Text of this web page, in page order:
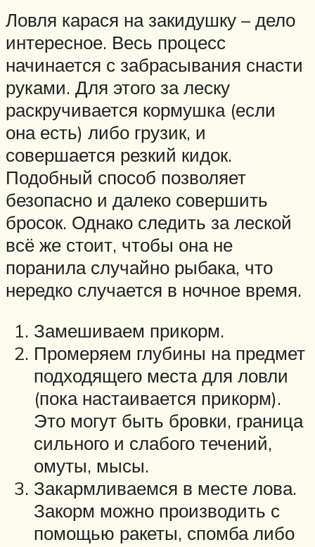
Ловля карася на закидушку – дело
интересное. Весь процесс
начинается с забрасывания снасти
руками. Для этого за леску
раскручивается кормушка (если
она есть) либо грузик, и
совершается резкий кидок.
Подобный способ позволяет
безопасно и далеко совершить
бросок. Однако следить за леской
всё же стоит, чтобы она не
поранила случайно рыбака, что
нередко случается в ночное время.
Замешиваем прикорм.
Промеряем глубины на предмет
подходящего места для ловли
(пока настаивается прикорм).
Это могут быть бровки, граница
сильного и слабого течений,
омуты, мысы.
Закармливаемся в месте лова.
Закорм можно производить с
помощью ракеты, спомба либо